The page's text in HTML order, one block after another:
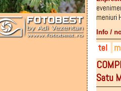
meniuri
Info /
tel
Satu